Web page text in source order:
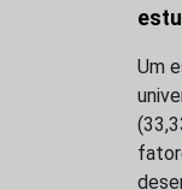
Um